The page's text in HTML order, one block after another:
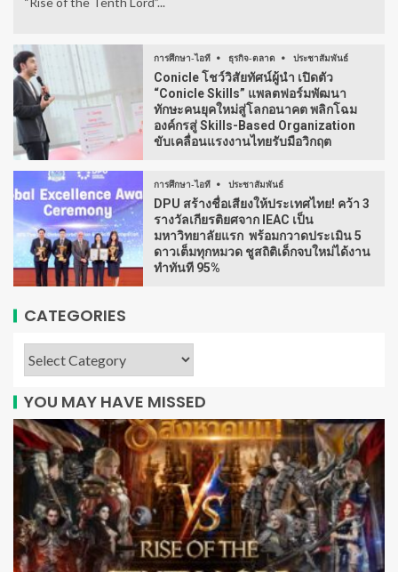
การศึกษา-ไอที ธุรกิจ-ตลาด ประชาสัมพันธ์
Conicle โชว์วิสัยทัศน์ผู้นำ เปิดตัว
“Conicle Skills” แพลตฟอร์มพัฒนา
ทักษะคนยุคใหม่สู่โลกอนาคต พลิกโฉม
องค์กรสู่ Skills-Based Organization
ขับเคลื่อนแรงงานไทยรับมือวิกฤต
การศึกษา-ไอที ประชาสัมพันธ์
DPU สร้างชื่อเสียงให้ประเทศไทย! คว้า 3
รางวัลเกียรติยศจาก IEAC เป็น
มหาวิทยาลัยแรก พร้อมกวาดประเมิน 5
ดาวเต็มทุกหมวด ชูสถิติเด็กจบใหม่ได้งาน
ทำทันที 95%
CATEGORIES
YOU MAY HAVE MISSED